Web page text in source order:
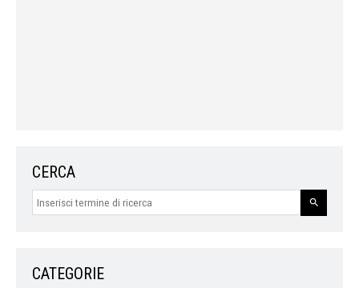
CERCA
CATEGORIE